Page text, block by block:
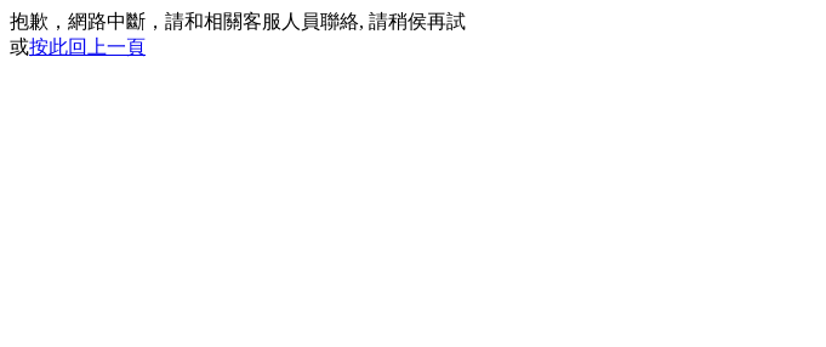
抱歉，網路中斷，請和相關客服人員聯絡, 請稍侯再試
或按此回上一頁